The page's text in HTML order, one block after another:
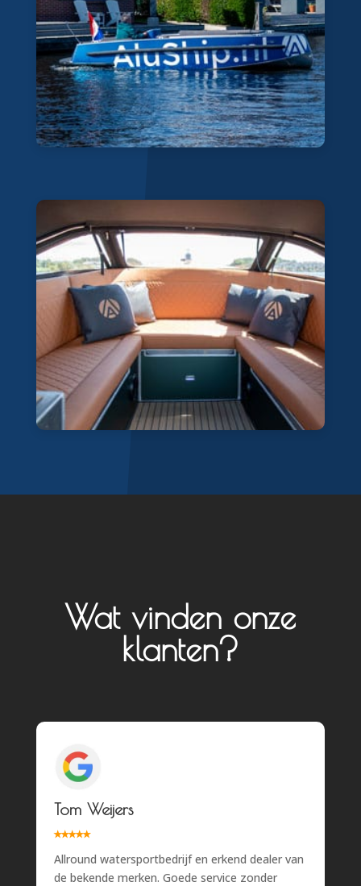
Wat vinden onze
klanten?
Tom Weijers
⭑⭑⭑⭑⭒
Allround watersportbedrijf en erkend dealer van
de bekende merken. Goede service zonder